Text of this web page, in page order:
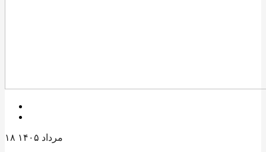
۱۸ مرداد ۱۴۰۵